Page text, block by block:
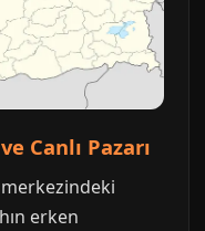
Canlı Pazarı
erken